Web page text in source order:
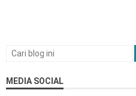
MEDIA SOCIAL